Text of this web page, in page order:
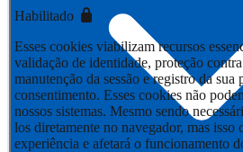
Habilitado
Esses cookies viabilizam recursos
validação de identidade, proteção
manutenção da sessão e registro da sua
consentimento. Esses cookies não
nossos sistemas. Mesmo sendo
los diretamente no navegador, mas isso
experiência e afetará o funcionamento